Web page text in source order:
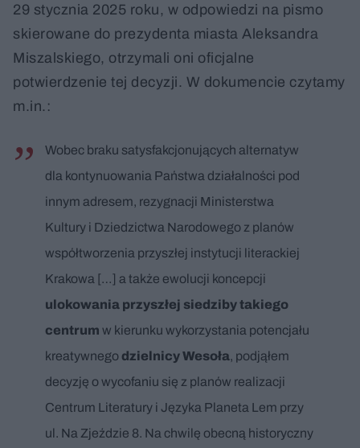
29 stycznia 2025 roku, w odpowiedzi na pismo
skierowane do prezydenta miasta Aleksandra
Miszalskiego, otrzymali oni oficjalne
potwierdzenie tej decyzji. W dokumencie czytamy
m.in.:
Wobec braku satysfakcjonujących alternatyw
dla kontynuowania Państwa działalności pod
innym adresem, rezygnacji Ministerstwa
Kultury i Dziedzictwa Narodowego z planów
współtworzenia przyszłej instytucji literackiej
Krakowa […] a także ewolucji koncepcji
ulokowania przyszłej siedziby takiego
centrum w kierunku wykorzystania potencjału
kreatywnego dzielnicy Wesoła, podjąłem
decyzję o wycofaniu się z planów realizacji
Centrum Literatury i Języka Planeta Lem przy
ul. Na Zjeździe 8. Na chwilę obecną historyczny